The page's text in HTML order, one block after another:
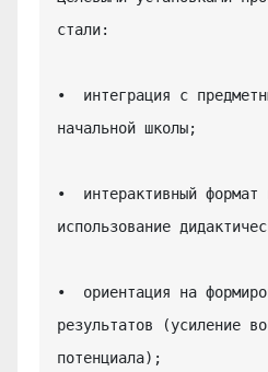
стали:
•  интеграция с
начальной школы;
•  интерактивный формат
использование
•  ориентация на
результатов (усиление
потенциала);